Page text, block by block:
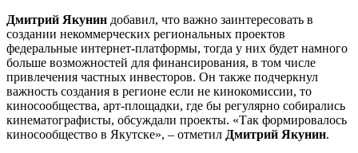
Дмитрий Якунин добавил, что важно заинтересовать в
создании некоммерческих региональных проектов
федеральные интернет-платформы, тогда у них будет намного
больше возможностей для финансирования, в том числе
привлечения частных инвесторов. Он также подчеркнул
важность создания в регионе если не кинокомиссии, то
киносообщества, арт-площадки, где бы регулярно собирались
кинематографисты, обсуждали проекты. «Так формировалось
киносообщество в Якутске», – отметил Дмитрий Якунин.